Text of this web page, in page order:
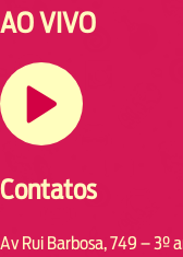
AO VIVO
Contatos
Av Rui Barbosa, 749 – 3º